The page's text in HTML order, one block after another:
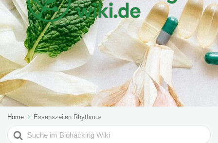
Home Essenszeiten Rhythmus
Search
For